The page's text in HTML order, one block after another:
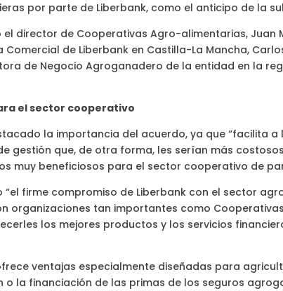
por parte de Liberbank, como el anticipo de la
director de Cooperativas Agro-alimentarias, Juan
de Liberbank en Castilla-La Mancha,
de Negocio Agroganadero de la entidad en la
el sector cooperativo
la importancia del acuerdo, ya que “facilita
gestión que, de otra forma, les serían más
muy beneficiosos para el sector cooperativo de
firme compromiso de Liberbank con el sector
organizaciones tan importantes como
los mejores productos y los servicios
ventajas especialmente diseñadas para
o la financiación de las primas de los seguros